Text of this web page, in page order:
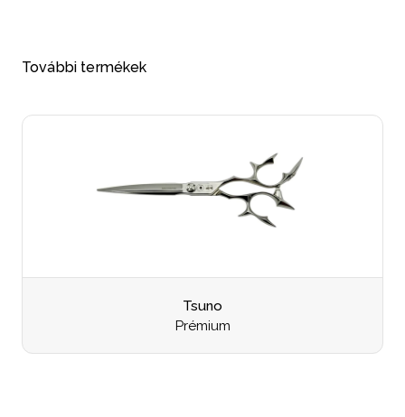
További termékek
Tsuno
Prémium